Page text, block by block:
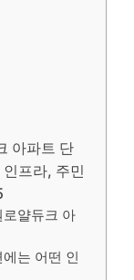
아파트 단
프라, 주민
얄듀크 아
는 어떤 인